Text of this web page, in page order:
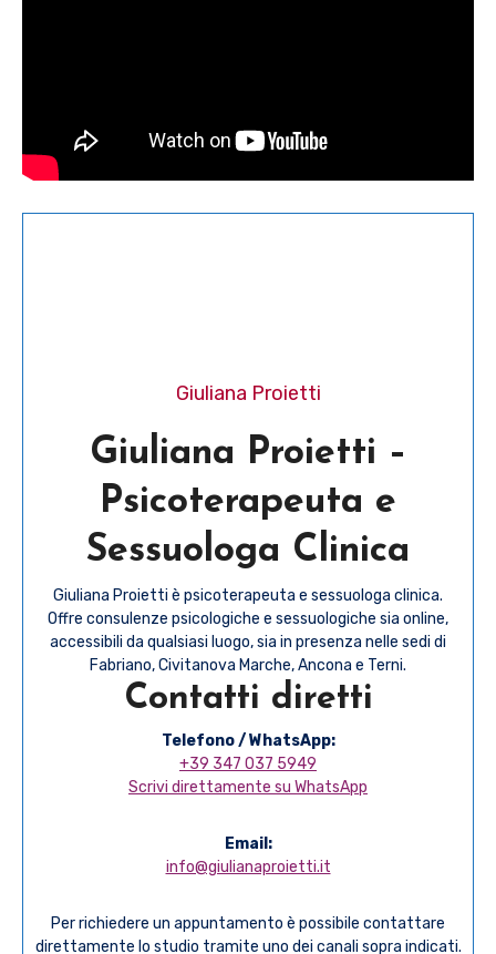
Giuliana Proietti
Giuliana Proietti –
Psicoterapeuta e
Sessuologa Clinica
Giuliana Proietti è psicoterapeuta e sessuologa clinica.
Offre consulenze psicologiche e sessuologiche sia online,
accessibili da qualsiasi luogo, sia in presenza nelle sedi di
Fabriano, Civitanova Marche, Ancona e Terni.
Contatti diretti
Telefono / WhatsApp:
+39 347 037 5949
Scrivi direttamente su WhatsApp
Email:
info@giulianaproietti.it
Per richiedere un appuntamento è possibile contattare
direttamente lo studio tramite uno dei canali sopra indicati.